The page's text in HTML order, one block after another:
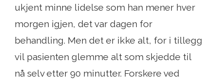
ukjent minne lidelse som han mener hver
morgen igjen, det var dagen for
behandling. Men det er ikke alt, for i tillegg
vil pasienten glemme alt som skjedde til
nå selv etter 90 minutter. Forskere ved